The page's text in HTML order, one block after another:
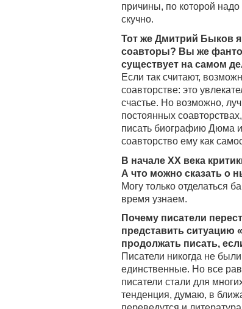
причины, по которой
скучно.
Тот же Дмитрий Быков
соавторы? Вы же
существует на самом
Если так считают,
соавторстве: это
счастье. Но возможно,
постоянных
писать биографию Дюма и
соавторство ему как
В начале ХХ века
А что можно сказать о
Могу только отделаться
время узнаем.
Почему писатели
представить ситуацию
продолжать писать,
Писатели никогда не
единственные. Но все
писатели стали для
тенденция, думаю, в